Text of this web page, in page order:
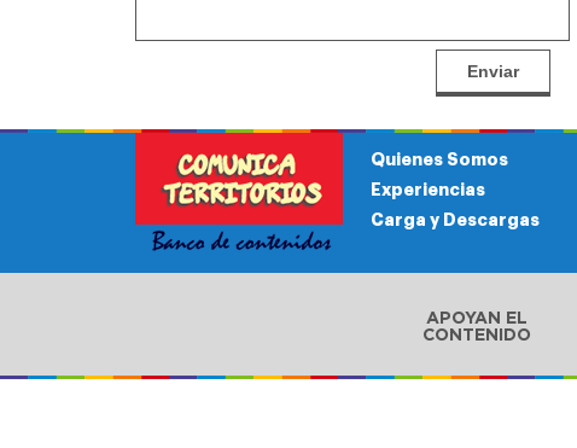
Quienes Somos
Experiencias
Carga y Descargas
APOYAN EL
CONTENIDO